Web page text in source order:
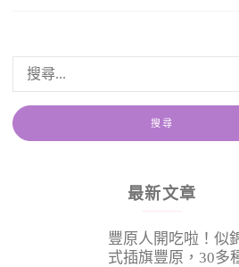
最新文章
豐原人開吃啦！似
式插旗豐原，30多